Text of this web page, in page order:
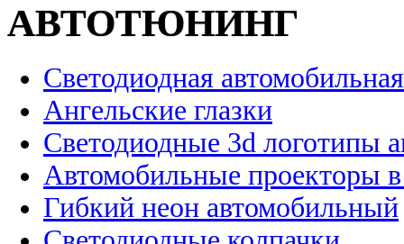
АВТОТЮНИНГ
Светодиодная
Ангельские глазки
Светодиодные 3d логотипы
Автомобильные проекторы
Гибкий неон автомобильный